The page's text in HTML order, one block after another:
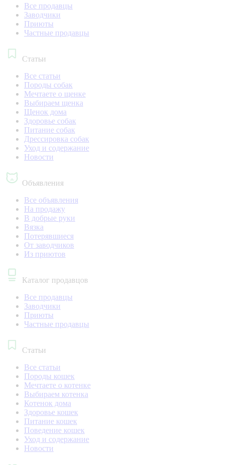
Все продавцы
Заводчики
Приюты
Частные продавцы
Статьи
Все статьи
Породы собак
Мечтаете о щенке
Выбираем щенка
Щенок дома
Здоровье собак
Питание собак
Дрессировка собак
Уход и содержание
Новости
Объявления
Все объявления
На продажу
В добрые руки
Вязка
Потерявшиеся
От заводчиков
Из приютов
Каталог продавцов
Все продавцы
Заводчики
Приюты
Частные продавцы
Статьи
Все статьи
Породы кошек
Мечтаете о котенке
Выбираем котенка
Котенок дома
Здоровье кошек
Питание кошек
Поведение кошек
Уход и содержание
Новости